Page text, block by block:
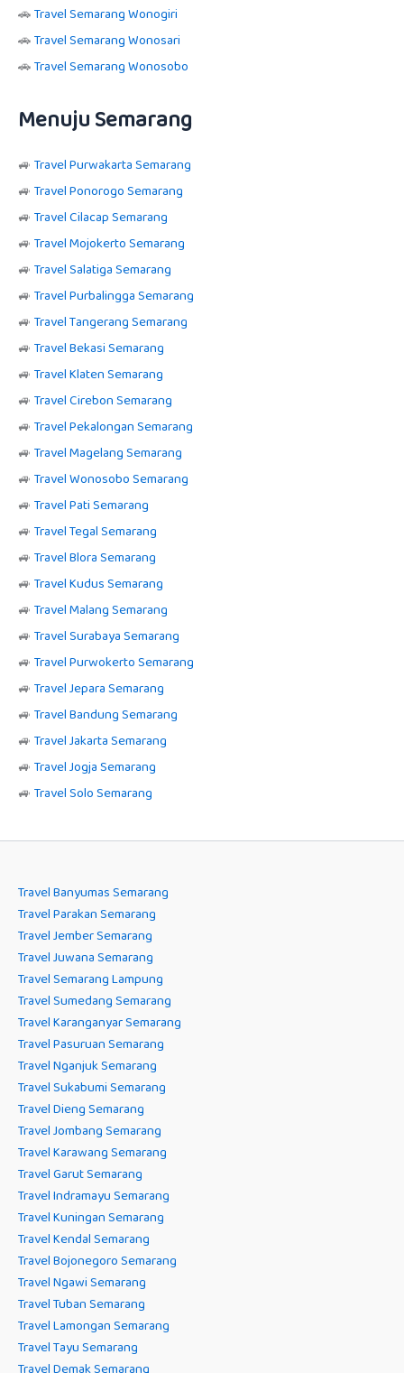
🚗Travel Semarang Wonogiri
🚗Travel Semarang Wonosari
🚗Travel Semarang Wonosobo
Menuju Semarang
🚙 Travel Purwakarta Semarang
🚙 Travel Ponorogo Semarang
🚙 Travel Cilacap Semarang
🚙 Travel Mojokerto Semarang
🚙 Travel Salatiga Semarang
🚙 Travel Purbalingga Semarang
🚙 Travel Tangerang Semarang
🚙 Travel Bekasi Semarang
🚙 Travel Klaten Semarang
🚙 Travel Cirebon Semarang
🚙 Travel Pekalongan Semarang
🚙 Travel Magelang Semarang
🚙 Travel Wonosobo Semarang
🚙 Travel Pati Semarang
🚙 Travel Tegal Semarang
🚙 Travel Blora Semarang
🚙 Travel Kudus Semarang
🚙 Travel Malang Semarang
🚙 Travel Surabaya Semarang
🚙 Travel Purwokerto Semarang
🚙 Travel Jepara Semarang
🚙 Travel Bandung Semarang
🚙 Travel Jakarta Semarang
🚙 Travel Jogja Semarang
🚙 Travel Solo Semarang
Travel Banyumas Semarang
Travel Parakan Semarang
Travel Jember Semarang
Travel Juwana Semarang
Travel Semarang Lampung
Travel Sumedang Semarang
Travel Karanganyar Semarang
Travel Pasuruan Semarang
Travel Nganjuk Semarang
Travel Sukabumi Semarang
Travel Dieng Semarang
Travel Jombang Semarang
Travel Karawang Semarang
Travel Garut Semarang
Travel Indramayu Semarang
Travel Kuningan Semarang
Travel Kendal Semarang
Travel Bojonegoro Semarang
Travel Ngawi Semarang
Travel Tuban Semarang
Travel Lamongan Semarang
Travel Tayu Semarang